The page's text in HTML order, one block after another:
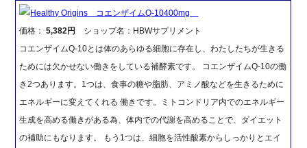
Healthy Origins コエンザイムQ-10400mg
価格：5,382円
ショップ名：HBWサプリメント
コエンザイムQ-10とは体のあらゆる細胞に存在し、わたしたちが生きる
ためには欠かせない働きをしている補酵素です。 コエンザイムQ-10の働
き2つあります。1つは、食事の糖や脂肪、アミノ酸などを生きるために
エネルギーに変えてくれる 働きです。ミトコンドリア内でのエネルギー
生成を高める働きがある為、体内での代謝を高めることで、ダイエット
の補助にもなります。 もう1つは、細胞を活性酸素からしっかりとエイ